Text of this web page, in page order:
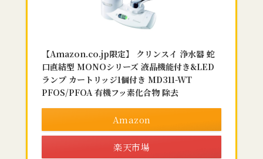
【Amazon.co.jp限定】 クリンスイ 浄水器 蛇
口直結型 MONOシリーズ 液晶機能付き&LED
ランプ カートリッジ1個付き MD311-WT
PFOS/PFOA 有機フッ素化合物 除去
Amazon
楽天市場